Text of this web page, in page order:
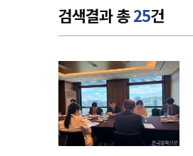
검색결과 총25건